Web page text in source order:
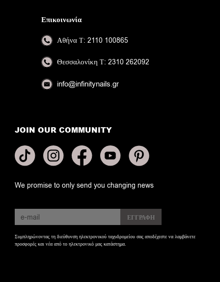
Επικοινωνία
ΑθήναΤ: 2110 100865
ΘεσσαλονίκηΤ: 2310 262092
info@infinitynails.gr
JOIN OUR COMMUNITY
We promise to only send you changing news
Συμπληρώνοντας τη διεύθυνση ηλεκτρονικού ταχυδρομείου σας αποδέχεστε να λαμβάνετε
προσφορές και νέα από το ηλεκτρονικό μας κατάστημα.